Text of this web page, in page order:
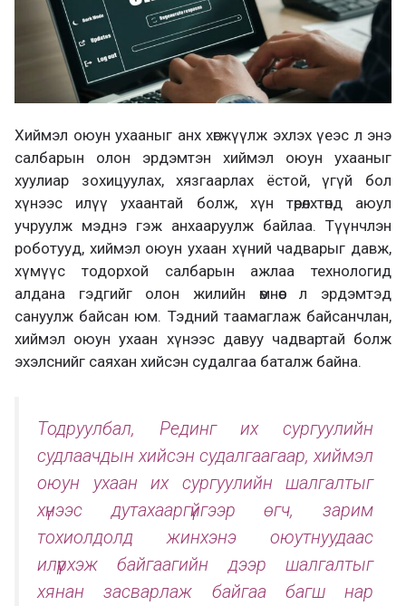
Хиймэл оюун ухааныг анх хөгжүүлж эхлэх үеэс л энэ
салбарын олон эрдэмтэн хиймэл оюун ухааныг
хуулиар зохицуулах, хязгаарлах ёстой, үгүй бол
хүнээс илүү ухаантай болж, хүн төрөлхтөнд аюул
учруулж мэднэ гэж анхааруулж байлаа. Түүнчлэн
роботууд, хиймэл оюун ухаан хүний чадварыг давж,
хүмүүс тодорхой салбарын ажлаа технологид
алдана гэдгийг олон жилийн өмнөөс л эрдэмтэд
сануулж байсан юм. Тэдний таамаглаж байсанчлан,
хиймэл оюун ухаан хүнээс давуу чадвартай болж
эхэлснийг саяхан хийсэн судалгаа баталж байна.
Тодруулбал, Рединг их сургуулийн
судлаачдын хийсэн судалгаагаар, хиймэл
оюун ухаан их сургуулийн шалгалтыг
хүнээс дутахааргүйгээр өгч, зарим
тохиолдолд жинхэнэ оюутнуудаас
илүүрхэж байгаагийн дээр шалгалтыг
хянан засварлаж байгаа багш нар